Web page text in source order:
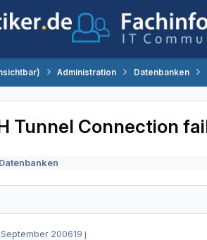
Administration Datenbanken
Tunnel Connection
Datenbanken
September 200619 j